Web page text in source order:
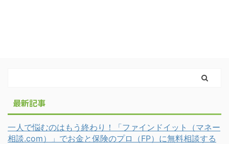
最新記事
一人で悩むのはもう終わり！「ファインドイット（マネー
相談.com）」でお金と保険のプロ（FP）に無料相談する